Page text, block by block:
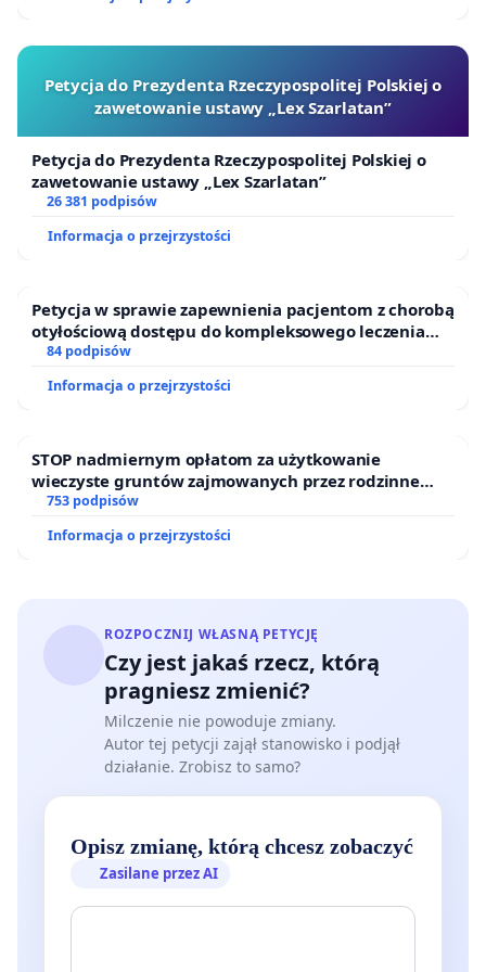
Petycja do Prezydenta Rzeczypospolitej Polskiej o
zawetowanie ustawy „Lex Szarlatan”
Petycja do Prezydenta Rzeczypospolitej Polskiej o
zawetowanie ustawy „Lex Szarlatan”
26 381 podpisów
Informacja o przejrzystości
Petycja w sprawie zapewnienia pacjentom z chorobą
otyłościową dostępu do kompleksowego leczenia
oraz programów profilaktycznych.
84 podpisów
Informacja o przejrzystości
STOP nadmiernym opłatom za użytkowanie
wieczyste gruntów zajmowanych przez rodzinne
ogrody działkowe.
753 podpisów
Informacja o przejrzystości
ROZPOCZNIJ WŁASNĄ PETYCJĘ
Czy jest jakaś rzecz, którą
pragniesz zmienić?
Milczenie nie powoduje zmiany.
Autor tej petycji zajął stanowisko i podjął
działanie. Zrobisz to samo?
Opisz zmianę, którą chcesz zobaczyć
Zasilane przez AI